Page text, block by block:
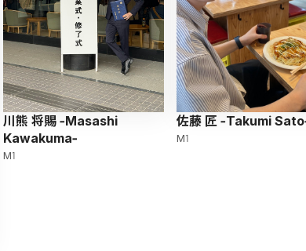
川熊 将賜 -Masashi
Kawakuma-
M1
佐藤 匠 -Takumi
M1